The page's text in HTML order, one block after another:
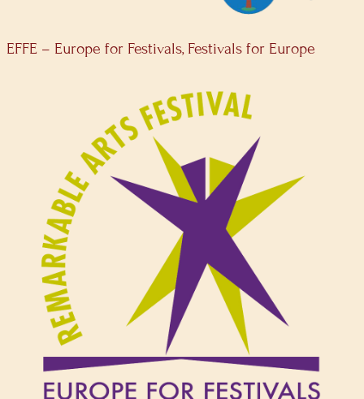
EFFE – Europe for Festivals, Festivals for Europe